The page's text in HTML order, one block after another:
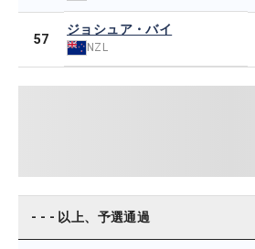
57
ジョシュア・バイ
NZL
- - - 以上、予選通過